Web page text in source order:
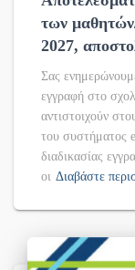
των
2027,
Σας
εγγραφή στο
αντιστοιχούν
του συστήματος
διαδικασίας
οι Διαβάστε